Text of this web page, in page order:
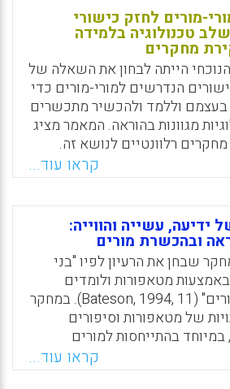
מורים לחזק כישורי
טכנולוגיה בלמידה
מחקרים
הייתה לבחון את השאלה של
הנדרשים למורי-מורים כדי
בעצמם וללמד ולהכשיר מתכשרים
מגוונות בהוראה. המאמר מציג
Email
X קראו עוד...
ידיעה, עשייה והווייה:
ובהכשרת מורים
שבחן את הרעיון לפיו "בני
מטאפורות ולומדים
באמצעות סיפורים" (Bateson, 1994, 11). במחקר
של מטאפורות וסיפורים
במיוחד בהתייחסות למורים
דרכי הוראה, קהיליות מורים
קראו עוד...